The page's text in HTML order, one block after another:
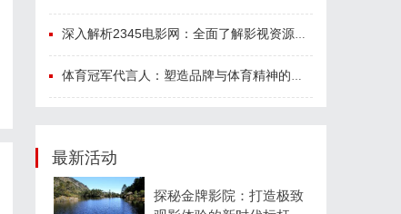
深入解析2345电影网：全面了解影视资源平台的优势与特色
体育冠军代言人：塑造品牌与体育精神的完美结合
最新活动
探秘金牌影院：打造极致